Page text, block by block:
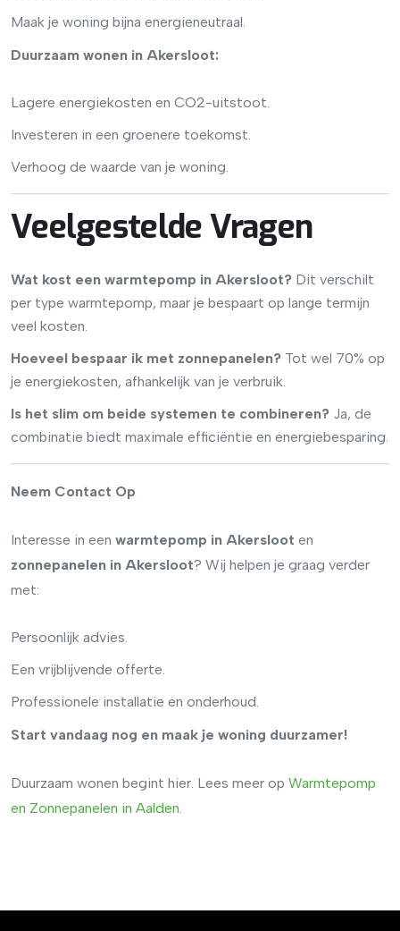
Maak je woning bijna energieneutraal.
Duurzaam wonen in Akersloot:
Lagere energiekosten en CO2-uitstoot.
Investeren in een groenere toekomst.
Verhoog de waarde van je woning.
Veelgestelde Vragen
Wat kost een warmtepomp in Akersloot? Dit verschilt
per type warmtepomp, maar je bespaart op lange termijn
veel kosten.
Hoeveel bespaar ik met zonnepanelen? Tot wel 70% op
je energiekosten, afhankelijk van je verbruik.
Is het slim om beide systemen te combineren? Ja, de
combinatie biedt maximale efficiëntie en energiebesparing.
Neem Contact Op
Interesse in een warmtepomp in Akersloot en
zonnepanelen in Akersloot? Wij helpen je graag verder
met:
Persoonlijk advies.
Een vrijblijvende offerte.
Professionele installatie en onderhoud.
Start vandaag nog en maak je woning duurzamer!
Duurzaam wonen begint hier. Lees meer op Warmtepomp
en Zonnepanelen in Aalden.